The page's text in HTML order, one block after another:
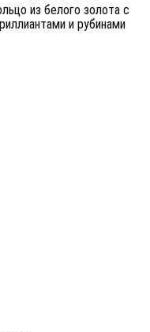
из белого золота c
и рубинами